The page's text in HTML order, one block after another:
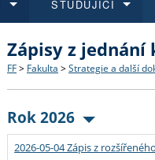
Struktura a historie
Strategie a další
Podpora a benefity pro
Co studovat a jak se
Učitelské studijní
Informace k průběhu
STUDUJÍCÍ
Bakalářské a magisterské
Doktorské studium
Rigorózní řízení
O vědě a výzkumu na FF
Akademické kvalifikace
Granty a projekty
Aktuální nabídky a
Vyjíždějící studenti
Přijíždějící studenti
Zápisy z jednání
FF > Fakulta > Strategie a další
Rok 2026
2026-05-04 Zápis z